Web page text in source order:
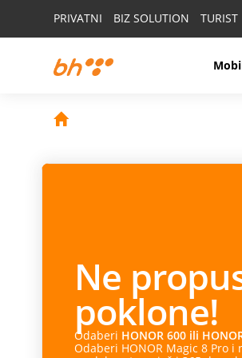
PRIVATNI BIZ SOLUTION TURIST
Ne
poklone!
Odaberi HONOR 600 ili
Odaberi HONOR Magic 8 Pro i